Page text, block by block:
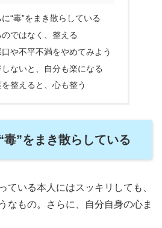
“毒”をまき散らしている
ではなく、整える
や不平不満をやめてみよう
しないと、自分も楽になる
整えると、心も整う
”をまき散らしている
ている本人にはスッキリしても、
なもの。さらに、自分自身の心ま